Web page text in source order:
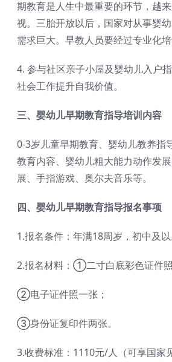
期教育是人生中最重要的环节，越
视。三胎开放以后，国家对从事婴
需求巨大。早教人员要经过专业化培
4. 参与社区亲子小屋及婴幼儿入户
社会工作提升自我价值。
三、婴幼儿早期教育指导培训内容
0-3岁儿童早期教育、婴幼儿教养指
教育内容、婴幼儿粗大能力动作发
展、手指游戏、奥尔夫音乐等。
四、婴幼儿早期教育指导报名事项
1.报名条件：年满18周岁，初中及以
2.报名材料：①二寸白底彩色证件照
②电子证件照一张；
③身份证复印件两张。
3.收费标准：1110元/人（可享国家